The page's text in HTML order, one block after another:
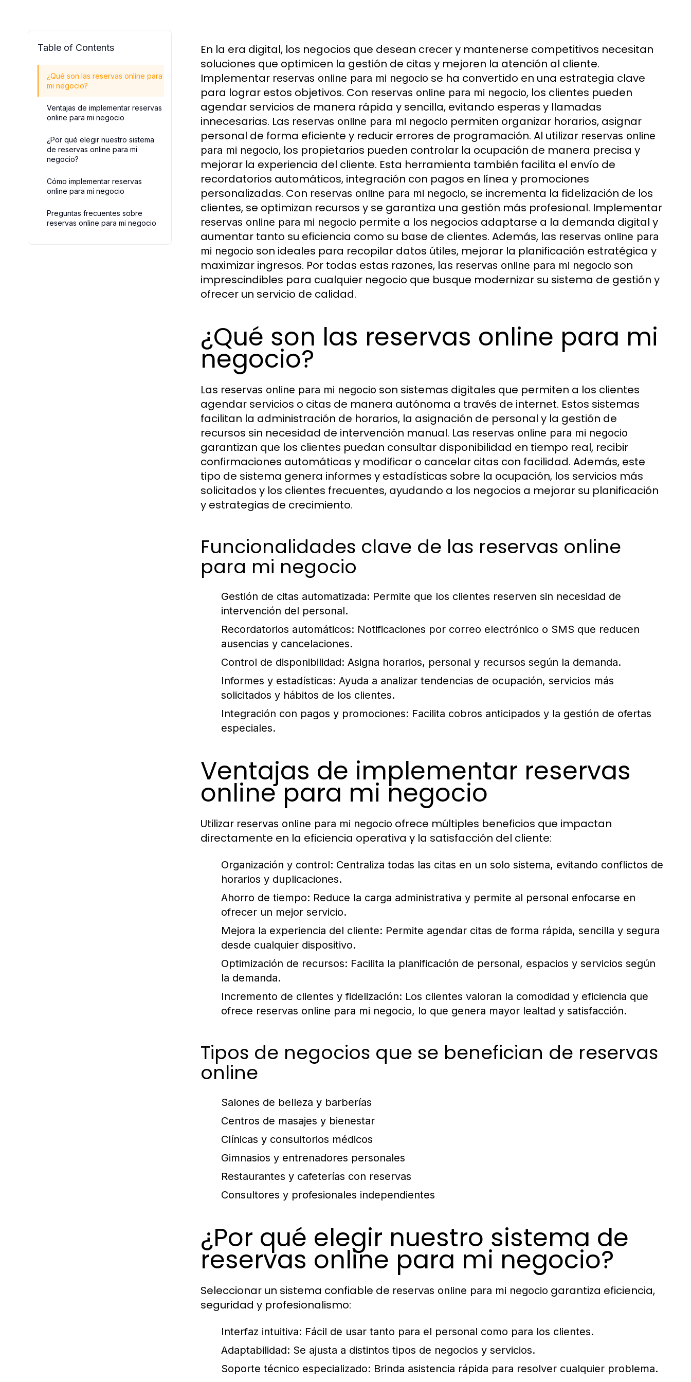
Table of Contents
¿Qué son las reservas online para
mi negocio?
Ventajas de implementar reservas
online para mi negocio
¿Por qué elegir nuestro sistema
de reservas online para mi
negocio?
Cómo implementar reservas
online para mi negocio
Preguntas frecuentes sobre
reservas online para mi negocio
En la era digital, los negocios que desean crecer y mantenerse competitivos necesitan
soluciones que optimicen la gestión de citas y mejoren la atención al cliente.
Implementar reservas online para mi negocio se ha convertido en una estrategia clave
para lograr estos objetivos. Con reservas online para mi negocio, los clientes pueden
agendar servicios de manera rápida y sencilla, evitando esperas y llamadas
innecesarias. Las reservas online para mi negocio permiten organizar horarios, asignar
personal de forma eficiente y reducir errores de programación. Al utilizar reservas online
para mi negocio, los propietarios pueden controlar la ocupación de manera precisa y
mejorar la experiencia del cliente. Esta herramienta también facilita el envío de
recordatorios automáticos, integración con pagos en línea y promociones
personalizadas. Con reservas online para mi negocio, se incrementa la fidelización de los
clientes, se optimizan recursos y se garantiza una gestión más profesional. Implementar
reservas online para mi negocio permite a los negocios adaptarse a la demanda digital y
aumentar tanto su eficiencia como su base de clientes. Además, las reservas online para
mi negocio son ideales para recopilar datos útiles, mejorar la planificación estratégica y
maximizar ingresos. Por todas estas razones, las reservas online para mi negocio son
imprescindibles para cualquier negocio que busque modernizar su sistema de gestión y
ofrecer un servicio de calidad.
¿Qué son las reservas online para mi
negocio?
Las reservas online para mi negocio son sistemas digitales que permiten a los clientes
agendar servicios o citas de manera autónoma a través de internet. Estos sistemas
facilitan la administración de horarios, la asignación de personal y la gestión de
recursos sin necesidad de intervención manual. Las reservas online para mi negocio
garantizan que los clientes puedan consultar disponibilidad en tiempo real, recibir
confirmaciones automáticas y modificar o cancelar citas con facilidad. Además, este
tipo de sistema genera informes y estadísticas sobre la ocupación, los servicios más
solicitados y los clientes frecuentes, ayudando a los negocios a mejorar su planificación
y estrategias de crecimiento.
Funcionalidades clave de las reservas online
para mi negocio
Gestión de citas automatizada: Permite que los clientes reserven sin necesidad de
intervención del personal.
Recordatorios automáticos: Notificaciones por correo electrónico o SMS que reducen
ausencias y cancelaciones.
Control de disponibilidad: Asigna horarios, personal y recursos según la demanda.
Informes y estadísticas: Ayuda a analizar tendencias de ocupación, servicios más
solicitados y hábitos de los clientes.
Integración con pagos y promociones: Facilita cobros anticipados y la gestión de ofertas
especiales.
Ventajas de implementar reservas
online para mi negocio
Utilizar reservas online para mi negocio ofrece múltiples beneficios que impactan
directamente en la eficiencia operativa y la satisfacción del cliente:
Organización y control: Centraliza todas las citas en un solo sistema, evitando conflictos de
horarios y duplicaciones.
Ahorro de tiempo: Reduce la carga administrativa y permite al personal enfocarse en
ofrecer un mejor servicio.
Mejora la experiencia del cliente: Permite agendar citas de forma rápida, sencilla y segura
desde cualquier dispositivo.
Optimización de recursos: Facilita la planificación de personal, espacios y servicios según
la demanda.
Incremento de clientes y fidelización: Los clientes valoran la comodidad y eficiencia que
ofrece reservas online para mi negocio, lo que genera mayor lealtad y satisfacción.
Tipos de negocios que se benefician de reservas
online
Salones de belleza y barberías
Centros de masajes y bienestar
Clínicas y consultorios médicos
Gimnasios y entrenadores personales
Restaurantes y cafeterías con reservas
Consultores y profesionales independientes
¿Por qué elegir nuestro sistema de
reservas online para mi negocio?
Seleccionar un sistema confiable de reservas online para mi negocio garantiza eficiencia,
seguridad y profesionalismo:
Interfaz intuitiva: Fácil de usar tanto para el personal como para los clientes.
Adaptabilidad: Se ajusta a distintos tipos de negocios y servicios.
Soporte técnico especializado: Brinda asistencia rápida para resolver cualquier problema.